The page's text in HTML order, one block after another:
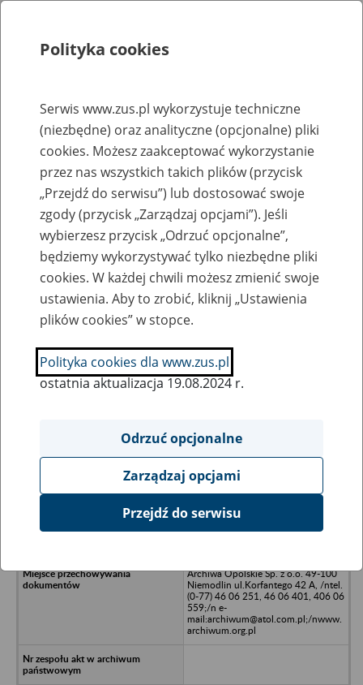
Rejestry, ewidencje i archiwa
Baza zlikwidowanych lub
przekształconych zakładów pracy
Nazwa zakładu pracy:
SZUKAJ
Ukryj wszystkie pozycje bazy
Zespół Opieki Zdrowotnej w
Archiwa Opolskie Sp. z o.o. 49-100
Niemodlin ul.Korfantego 42 A, /ntel.
(0-77) 46 06 251, 46 06 401, 406 06
559;/n e-
mail:archiwum@atol.com.pl;/nwww.
archiwum.org.pl
Polityka cookies
Serwis www.zus.pl wykorzystuje techniczne
(niezbędne) oraz analityczne (opcjonalne) pliki
cookies. Możesz zaakceptować wykorzystanie
przez nas wszystkich takich plików (przycisk
„Przejdź do serwisu”) lub dostosować swoje
zgody (przycisk „Zarządzaj opcjami”). Jeśli
wybierzesz przycisk „Odrzuć opcjonalne”,
będziemy wykorzystywać tylko niezbędne pliki
cookies. W każdej chwili możesz zmienić swoje
ustawienia. Aby to zrobić, kliknij „Ustawienia
plików cookies” w stopce.
Polityka cookies dla www.zus.pl
ostatnia aktualizacja 19.08.2024 r.
Odrzuć opcjonalne
Zarządzaj opcjami
Przejdź do serwisu